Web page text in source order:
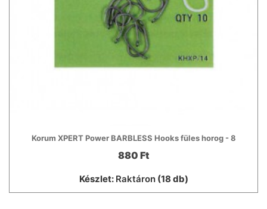
Korum XPERT Power BARBLESS Hooks füles horog - 8
880 Ft
Készlet: Raktáron(18 db)